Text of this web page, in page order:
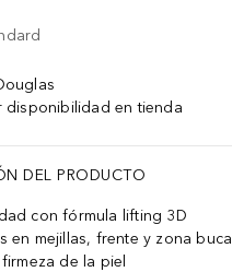
AÑADIR AL CARRITO
disponibilidad en tienda
DEL PRODUCTO
con fórmula lifting 3D
en mejillas, frente y zona bucal
de la piel